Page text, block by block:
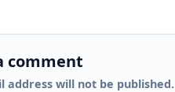
comment
address will not be published.